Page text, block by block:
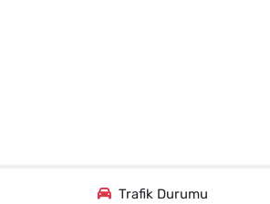
Trafik Durumu